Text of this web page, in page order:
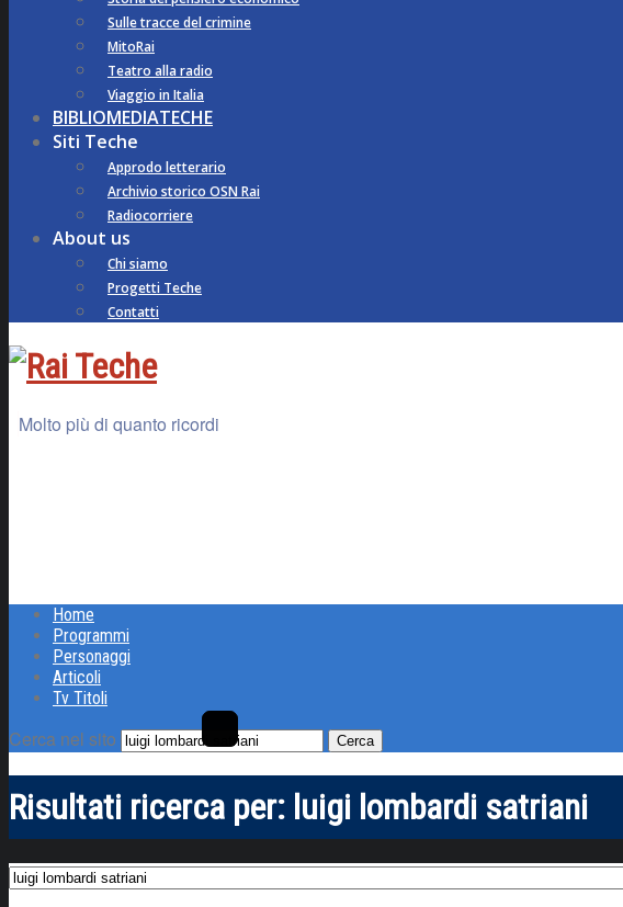
Sulle tracce del crimine
MitoRai
Teatro alla radio
Viaggio in Italia
BIBLIOMEDIATECHE
Siti Teche
Approdo letterario
Archivio storico OSN Rai
Radiocorriere
About us
Chi siamo
Progetti Teche
Contatti
Molto più di quanto ricordi
Home
Programmi
Personaggi
Articoli
Tv Titoli
Cerca nel sito
Risultati ricerca per: luigi lombardi satriani